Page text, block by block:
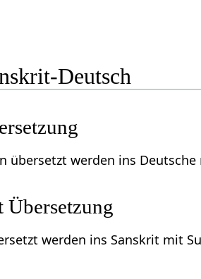
Deutsch
übersetzt werden ins
Übersetzung
werden ins Sanskrit mit